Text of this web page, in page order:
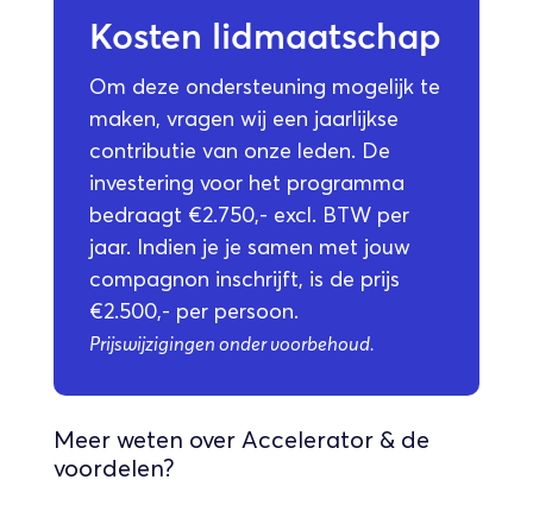
Kosten lidmaatschap
Om deze ondersteuning mogelijk te
maken, vragen wij een jaarlijkse
contributie van onze leden. De
investering voor het programma
bedraagt €2.750,- excl. BTW per
jaar. Indien je je samen met jouw
compagnon inschrijft, is de prijs
€2.500,- per persoon.
Prijswijzigingen onder voorbehoud.
Meer weten over Accelerator & de
voordelen?